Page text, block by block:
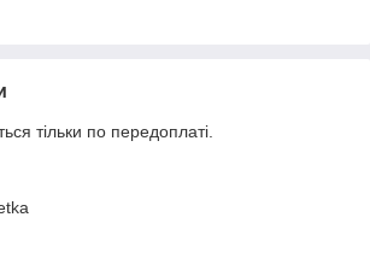
тільки по передоплаті.